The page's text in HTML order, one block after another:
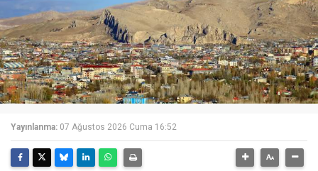
Yayınlanma: 07 Ağustos 2026 Cuma 16:52